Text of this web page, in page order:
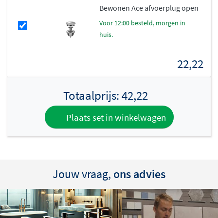
materiaal dat bekend staat om zijn duurzaamheid en
Eenvoudige aansluiting
water. Dit maakt de kraan ideaal voor gebruik bij een
toilet fontein of een kleine handenwasplaats. De
montage is eenvoudig en snel uit te voeren, zodat je
binnen no time kunt genieten van je nieuwe kraan.
Bewonen Ace afvoerplug open
voor 12:00 besteld, morgen in
huis.
22,22
Totaalprijs:42,22
Plaats set in winkelwagen
Jouw vraag, ons advies